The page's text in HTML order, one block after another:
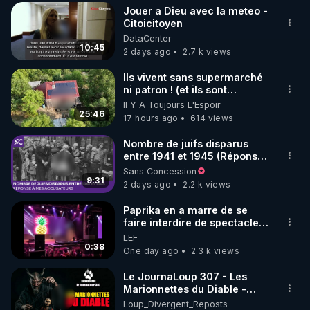
▶ 30 jours gratuit sur l’application de méditation et
de bien-être ENVOL :
Rendez-vous sur https://www.envol.app/code
le code : REGENERE
où je résidais alors, je
diffusais un tract que j’avais
moi-même rédigé, intitulé:
"La vérité, enfin." L’adresse
postale de mon association y
public puisse se renseigner
davantage. Résultat: une
demande et deux lettres
d’injures pour plusieurs
En 1990, la loi Gayssot fut
promulguée. Le professeur
Faurisson me dit: "Le texte
sanctionne la contestation
de crimes contre l’humanité
‘qui ont été commis’. C’est
une aubaine pour nous, car
pour nous condamner, les
juges devront prouver que
les crimes contestés ont
conséquence, le débat
historique qu’on nous refuse
dans les médias se
10:45
Jouer a Dieu avec la meteo -
Citoicitoyen
DataCenter
2 days ago
2.7 k views
25:46
Ils vivent sans supermarché
ni patron ! (et ils sont
heureux)
Il Y A Toujours L'Espoir
17 hours ago
614 views
9:31
Nombre de juifs disparus
entre 1941 et 1945 (Réponse
à mes accusateurs)
Sans Concession
2 days ago
2.2 k views
0:38
Paprika en a marre de se
faire interdire de spectacle.
Elle décide donc de devenir
DJ !
LEF
One day ago
2.3 k views
Le JournaLoup 307 - Les
Marionnettes du Diable -
Loup Divergent 2026.08.07
Loup_Divergent_Reposts